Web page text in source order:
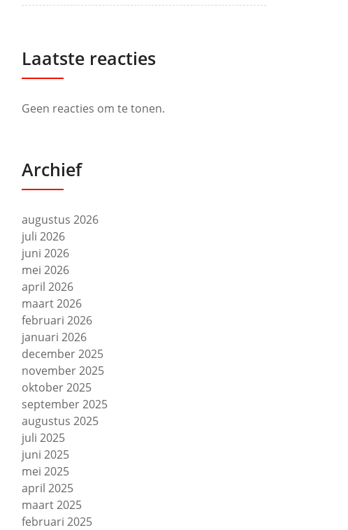
Laatste reacties
Geen reacties om te tonen.
Archief
augustus 2026
juli 2026
juni 2026
mei 2026
april 2026
maart 2026
februari 2026
januari 2026
december 2025
november 2025
oktober 2025
september 2025
augustus 2025
juli 2025
juni 2025
mei 2025
april 2025
maart 2025
februari 2025